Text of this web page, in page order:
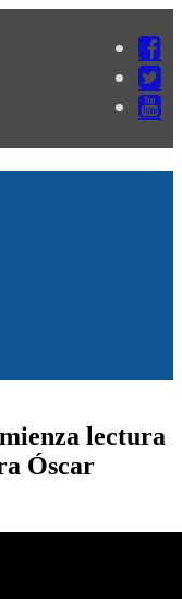
lectura
Óscar